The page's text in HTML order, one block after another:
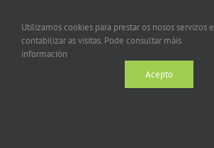
Resolución
Utilizamos cookies para prestar os nosos servizos e
contabilizar as visitas. Pode consultar máis
información
Acepto